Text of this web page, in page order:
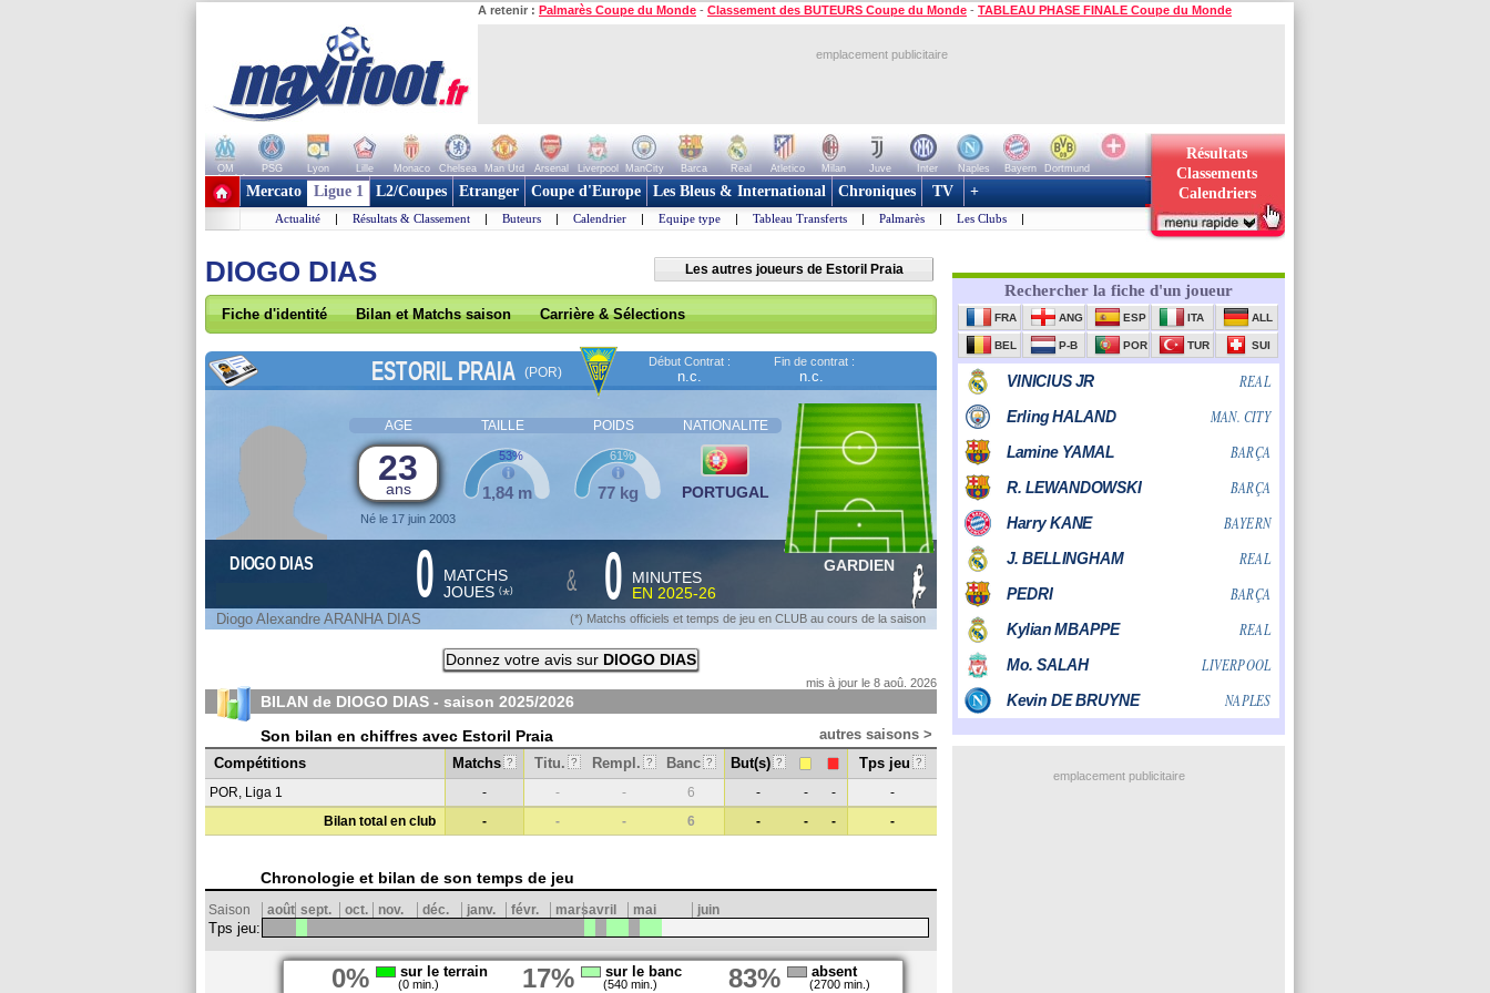
A retenir : Palmarès Coupe du Monde - Classement des BUTEURS Coupe du Monde - TABLEAU PHASE FINALE Coupe du Monde
emplacement publicitaire
OM PSG Lyon Lille Monaco Chelsea Man Utd Arsenal Liverpool ManCity Barca Real Atletico Milan Juve Inter Naples Bayern
Dortmund
+ de clubs
Résultats
Classements
Calendriers
Mercato Ligue 1 L2/Coupes Etranger Coupe d'Europe Les Bleus & International Chroniques TV +
Actualité | Résultats & Classement | Buteurs | Calendrier | Equipe type | Tableau Transferts | Palmarès | Les Clubs |
DIOGO DIAS Les autres joueurs de Estoril Praia
Fiche d'identité Bilan et Matchs saison Carrière & Sélections
ESTORIL PRAIA (POR)
Début Contrat :
n.c.
Fin de contrat :
n.c.
AGE TAILLE POIDS NATIONALITE
23
ans
Né le 17 juin 2003
1,84 m
53%
77 kg
61%
PORTUGAL
DIOGO DIAS 0 MATCHS
JOUES (*) & 0
MINUTES
EN 2025-26
GARDIEN
Diogo Alexandre ARANHA DIAS (*) Matchs officiels et temps de jeu en CLUB au cours de la saison
Donnez votre avis sur DIOGO DIAS
mis à jour le 8 aoû. 2026
BILAN de DIOGO DIAS - saison 2025/2026
Son bilan en chiffres avec Estoril Praia
autres saisons >
Compétitions
Matchs ? Titu. ? Rempl. ? Banc ? But(s) ? Tps jeu ?
POR, Liga 1 - - - 6 - - -
-
Bilan total en club
- - - 6 - - - -
Chronologie et bilan de son temps de jeu
Saison août sept. oct. nov. déc. janv. févr. marsavril mai juin
Tps jeu:
0% sur le terrain
(0 min.) 17% sur le banc
(540 min.) 83% absent
(2700 min.)
emplacement publicitaire